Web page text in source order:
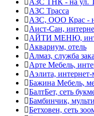
АЗС Трасса
АЗС, ООО Крас -
Аист-Сан,
АЙТИ МЕНЮ,
Аквариум, отель
Алмаз, служба
Арте Мебель,
Аэлита,
Бажина Мебель,
БалтБет, сеть
Бамбинчик,
Бетховен, сеть